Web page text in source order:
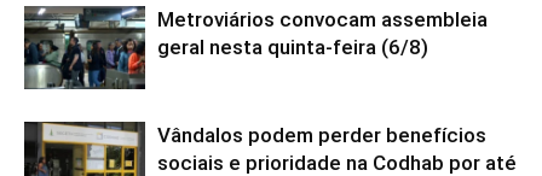
Metroviários convocam assembleia
geral nesta quinta-feira (6/8)
Vândalos podem perder benefícios
sociais e prioridade na Codhab por até